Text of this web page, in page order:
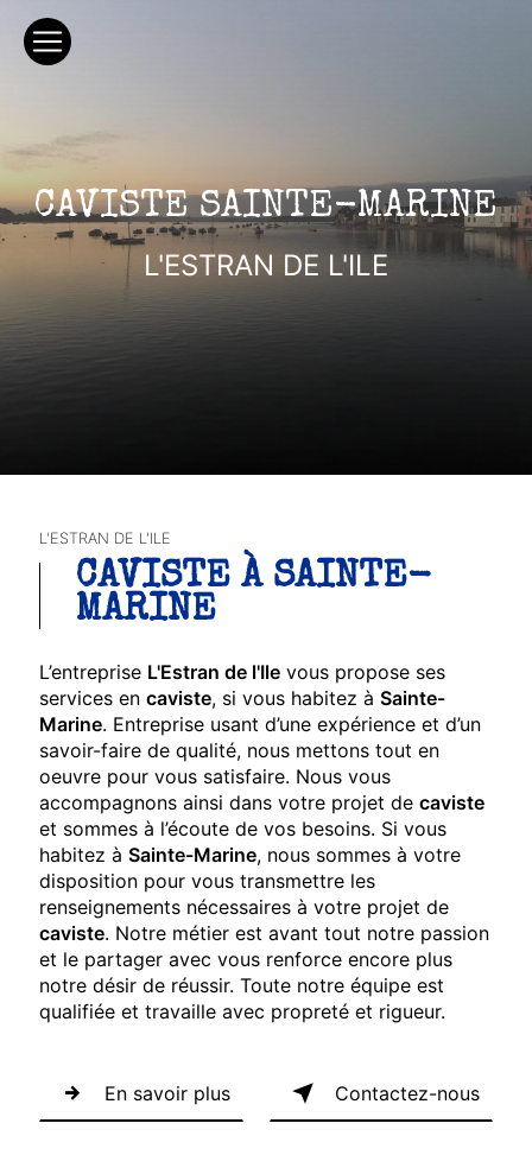
CAVISTE SAINTE-MARINE
L'ESTRAN DE L'ILE
L'ESTRAN DE L'ILE
CAVISTE À SAINTE-
MARINE
L’entreprise L'Estran de l'Ilevous propose ses
services en caviste, si vous habitez à Sainte-
Marine. Entreprise usant d’une expérience et d’un
savoir-faire de qualité, nous mettons tout en
oeuvre pour vous satisfaire. Nous vous
accompagnons ainsi dans votre projet de caviste
et sommes à l’écoute de vos besoins. Si vous
habitez à Sainte-Marine, nous sommes à votre
disposition pour vous transmettre les
renseignements nécessaires à votre projet de
caviste. Notre métier est avant tout notre passion
et le partager avec vous renforce encore plus
notre désir de réussir. Toute notre équipe est
qualifiée et travaille avec propreté et rigueur.
En savoir plus Contactez-nous
Panneau de gestion des cookies